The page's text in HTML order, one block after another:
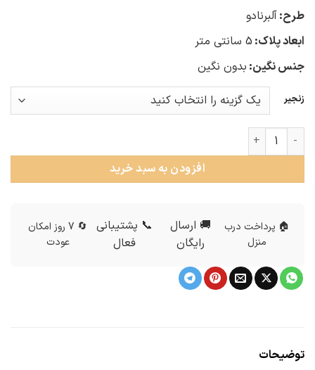
طرح:آلبرنادو
ابعاد پلاک: 5 سانتی متر
جنس نگین: بدون نگین
زنجیر
گردنبند نقره زنانه آلبرنادو عدد
افزودن به سبد خرید
🏠 پرداخت درب
منزل
🚚 ارسال
رایگان
📞 پشتیبانی
فعال
🔄 7 روز امکان
عودت
توضیحات